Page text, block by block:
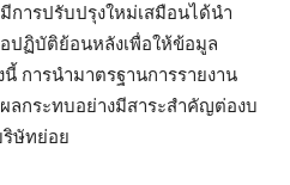
การปรับปรุงใหม่เสมือนได้นำ
ปฏิบัติย้อนหลังเพื่อให้ข้อมูล
การนำมาตรฐานการรายงาน
ลกระทบอย่างมีสาระสำคัญต่องบ
ริษัทย่อย